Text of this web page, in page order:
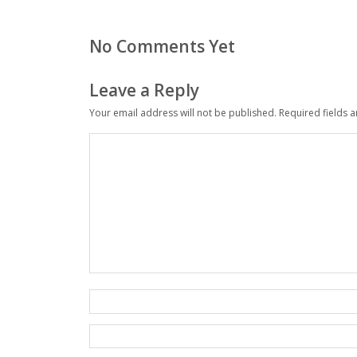
No Comments Yet
Leave a Reply
Your email address will not be published. Required fields